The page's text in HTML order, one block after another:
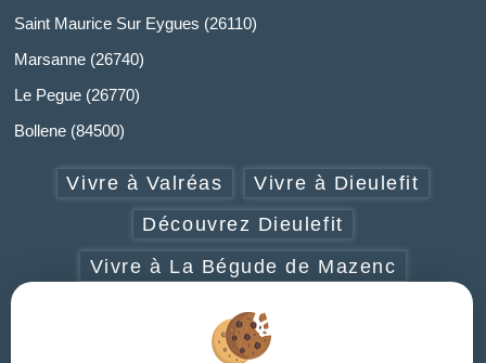
Saint Maurice Sur Eygues (26110)
Marsanne (26740)
Le Pegue (26770)
Bollene (84500)
Vivre à Valréas
Vivre à Dieulefit
Découvrez Dieulefit
Vivre à La Bégude de Mazenc
Vivre à Grignan-Taulignan
Vivre à Cléon d'Andran